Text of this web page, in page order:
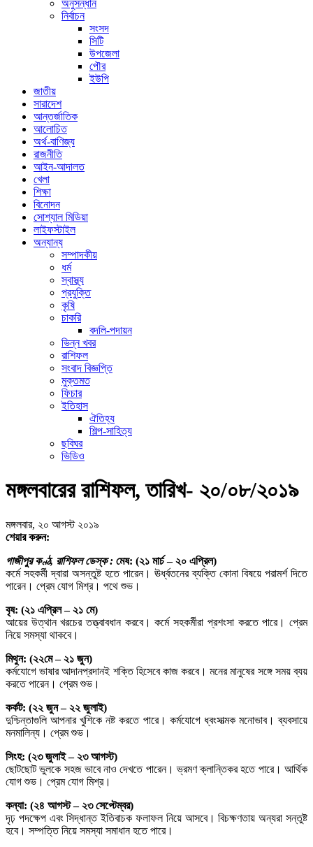
অনুসন্ধান
নির্বাচন
সংসদ
সিটি
উপজেলা
পৌর
ইউপি
জাতীয়
সারাদেশ
আন্তর্জাতিক
আলোচিত
অর্থ-বাণিজ্য
রাজনীতি
আইন-আদালত
খেলা
শিক্ষা
বিনোদন
সোশ্যাল মিডিয়া
লাইফস্টাইল
অন্যান্য
সম্পাদকীয়
ধর্ম
স্বাস্থ্য
প্রযুক্তি
কৃষি
চাকরি
বদলি-পদায়ন
ভিন্ন খবর
রাশিফল
সংবাদ বিজ্ঞপ্তি
মুক্তমত
ফিচার
ইতিহাস
ঐতিহ্য
শিল্প-সাহিত্য
ছবিঘর
ভিডিও
মঙ্গলবারের রাশিফল, তারিখ- ২০/০৮/২০১৯
মঙ্গলবার, ২০ আগস্ট ২০১৯
শেয়ার করুন:
গাজীপুর কণ্ঠ, রাশিফল ডেস্ক : মেষ: (২১ মার্চ – ২০ এপ্রিল)
কর্মে সহকর্মী দ্বারা অসন্তুষ্ট হতে পারেন। ঊর্ধ্বতনের ব্যক্তি কোনা বিষয়ে পরামর্শ দিতে
পারেন। প্রেম যোগ মিশ্র। পথে শুভ।
বৃষ: (২১ এপ্রিল – ২১ মে)
আয়ের উত্থান খরচের তত্ত্বাবধান করবে। কর্মে সহকর্মীরা প্রশংসা করতে পারে। প্রেম
নিয়ে সমস্যা থাকবে।
মিথুন: (২২মে – ২১ জুন)
কর্মযোগে ভাষার আদানপ্রদানই শক্তি হিসেবে কাজ করবে। মনের মানুষের সঙ্গে সময় ব্যয়
করতে পারেন। প্রেম শুভ।
কর্কট: (২২ জুন – ২২ জুলাই)
দুশ্চিন্তাগুলি আপনার খুশিকে নষ্ট করতে পারে। কর্মযোগে ধ্বংসাত্মক মনোভাব। ব্যবসায়ে
মনমালিন্য। প্রেম শুভ।
সিংহ: (২৩ জুলাই – ২৩ আগস্ট)
ছোটছোট ভুলকে সহজ ভাবে নাও দেখতে পারেন। ভ্রমণ ক্লান্তিকর হতে পারে। আর্থিক
যোগ শুভ। প্রেম যোগ মিশ্র।
কন্যা: (২৪ আগস্ট – ২৩ সেপ্টেম্বর)
দৃঢ় পদক্ষেপ এবং সিদ্ধান্ত ইতিবাচক ফলাফল নিয়ে আসবে। বিচক্ষণতায় অন্যরা সন্তুষ্ট
হবে। সম্পত্তি নিয়ে সমস্যা সমাধান হতে পারে।